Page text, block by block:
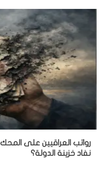
رواتب العراقيين على
نفاد خزينة الدولة؟